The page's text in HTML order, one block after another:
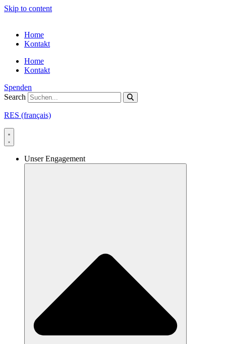
Skip to content
Home
Kontakt
Home
Kontakt
Spenden
Search
RES (français)
Unser Engagement